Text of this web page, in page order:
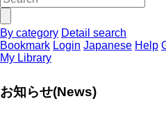
By category Detail search
Bookmark Login Japanese Help
My Library
お知らせ(News)